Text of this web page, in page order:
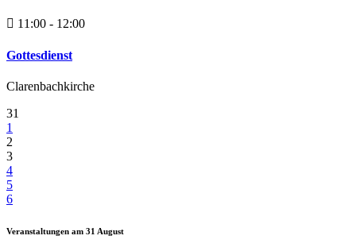
11:00 - 12:00
Gottesdienst
Clarenbachkirche
31
1
2
3
4
5
6
Veranstaltungen am 31 August